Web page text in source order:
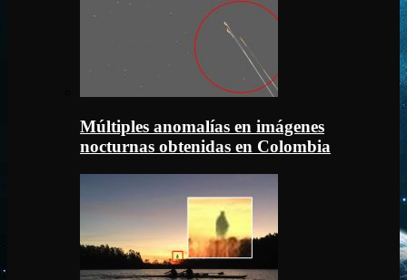
Múltiples anomalías en imágenes
nocturnas obtenidas en Colombia